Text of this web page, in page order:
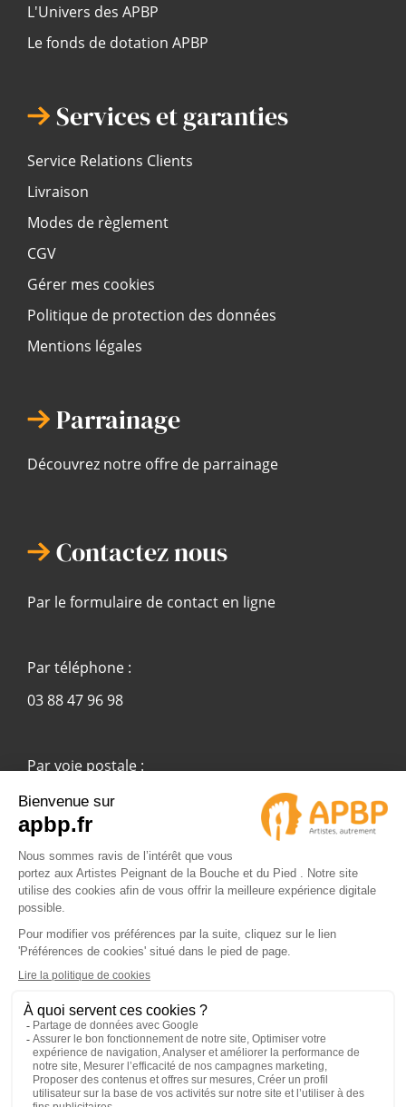
L'Univers des APBP
Le fonds de dotation APBP
Services et garanties
Service Relations Clients
Livraison
Modes de règlement
CGV
Gérer mes cookies
Politique de protection des données
Mentions légales
Parrainage
Découvrez notre offre de parrainage
Contactez nous
Par le formulaire de contact en ligne
Par téléphone :
03 88 47 96 98
Par voie postale :
APBP
37 route Ecospace - Molsheim
67955 Strasbourg Cedex 9